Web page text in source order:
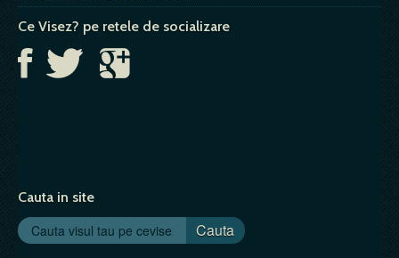
Ce Visez? pe retele de socializare
Cauta in site
Cauta